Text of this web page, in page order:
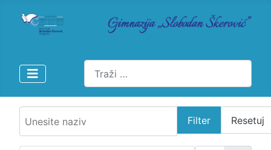
Pretraži
Filter Resetuj